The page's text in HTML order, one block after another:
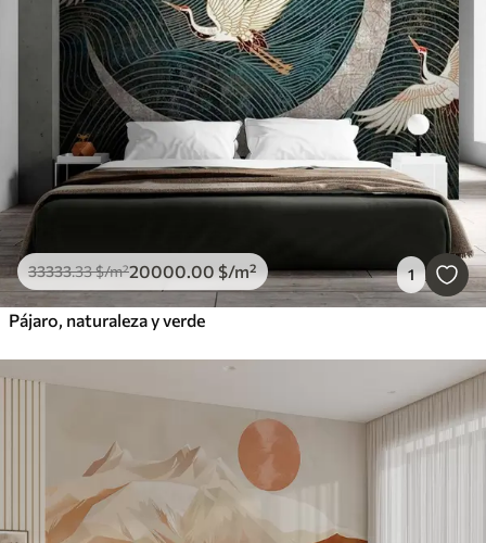
33333.33$/m²20000 .00 $/m² 1
Pájaro, naturaleza y verde